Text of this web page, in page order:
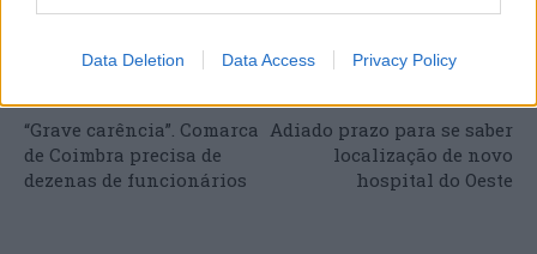
Data Deletion Data Access Privacy Policy
“Grave carência”. Comarca
de Coimbra precisa de
dezenas de funcionários
Adiado prazo para se saber
localização de novo
hospital do Oeste